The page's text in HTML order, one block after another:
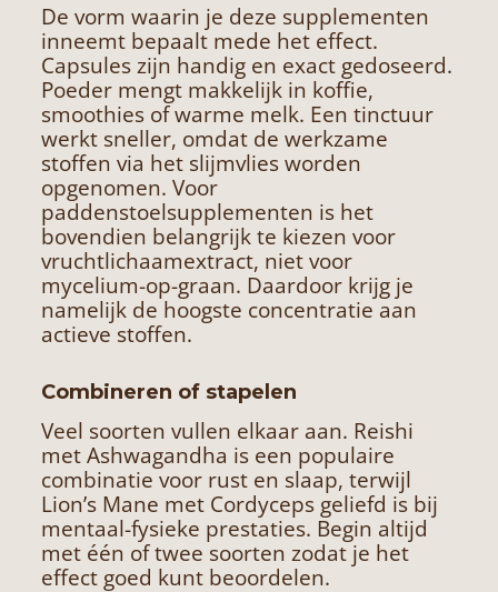
De vorm waarin je deze supplementen
inneemt bepaalt mede het effect.
Capsules zijn handig en exact gedoseerd.
Poeder mengt makkelijk in koffie,
smoothies of warme melk. Een tinctuur
werkt sneller, omdat de werkzame
stoffen via het slijmvlies worden
opgenomen. Voor
paddenstoelsupplementen is het
bovendien belangrijk te kiezen voor
vruchtlichaamextract, niet voor
mycelium-op-graan. Daardoor krijg je
namelijk de hoogste concentratie aan
actieve stoffen.
Combineren of stapelen
Veel soorten vullen elkaar aan. Reishi
met Ashwagandha is een populaire
combinatie voor rust en slaap, terwijl
Lion’s Mane met Cordyceps geliefd is bij
mentaal-fysieke prestaties. Begin altijd
met één of twee soorten zodat je het
effect goed kunt beoordelen.